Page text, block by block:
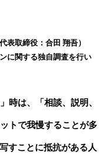
表取締役：合田 翔吾）
に関する独自調査を行い
時は、「相談、説明、
トで我慢することが多
すことに抵抗がある人